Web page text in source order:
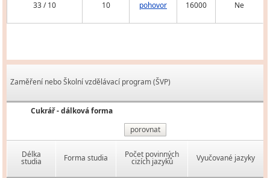
33 / 10 10 pohovor 16000 Ne
Zaměření nebo Školní vzdělávací program (ŠVP)
Cukrář - dálková forma
porovnat
Délka
studia Forma studia Počet povinných
cizích jazyků Vyučované jazyky